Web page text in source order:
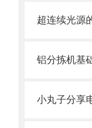
超连续光源
铝分拣机基
小丸子分享